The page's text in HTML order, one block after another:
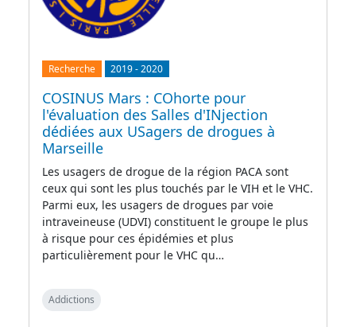
Recherche 2019-2020
COSINUS Mars : COhorte pour
l'évaluation des Salles d'INjection
dédiées aux USagers de drogues à
Marseille
Les usagers de drogue de la région PACA sont
ceux qui sont les plus touchés par le VIH et le VHC.
Parmi eux, les usagers de drogues par voie
intraveineuse (UDVI) constituent le groupe le plus
à risque pour ces épidémies et plus
particulièrement pour le VHC qu…
Addictions